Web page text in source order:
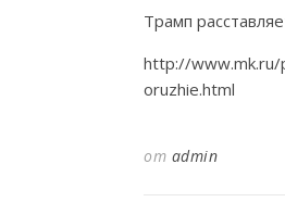
Трамп
http://
oruzhie.html
от admin